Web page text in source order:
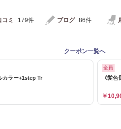
コミ 179件 ブログ 86件
クーポン一覧へ
カラー+1step Tr
全員
《髪
￥